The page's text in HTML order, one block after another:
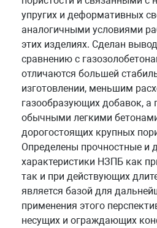
упругих и деформативных
аналогичными условиями
этих изделиях. Сделан
сравнению с
отличаются большей
изготовлении, меньшим
газообразующих добавок, а
обычными легкими
дорогостоящих крупных
Определены прочностные и
характеристики НЗПБ как
так и при действующих
является базой для
применения этого
несущих и ограждающих